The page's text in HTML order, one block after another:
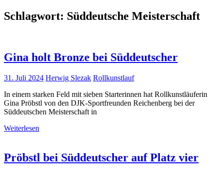
Schlagwort: Süddeutsche Meisterschaft
Gina holt Bronze bei Süddeutscher
31. Juli 2024 Herwig Slezak Rollkunstlauf
In einem starken Feld mit sieben Starterinnen hat Rollkunstläuferin
Gina Pröbstl von den DJK-Sportfreunden Reichenberg bei der
Süddeutschen Meisterschaft in
Weiterlesen
Pröbstl bei Süddeutscher auf Platz vier